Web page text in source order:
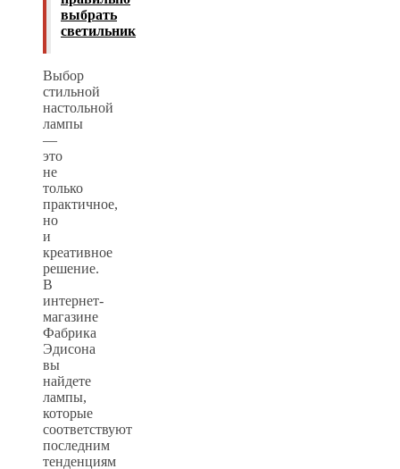
выбрать
светильник
Выбор
стильной
настольной
лампы
—
это
не
только
практичное,
но
и
креативное
решение.
В
интернет-
магазине
Фабрика
Эдисона
вы
найдете
лампы,
которые
соответствуют
последним
тенденциям